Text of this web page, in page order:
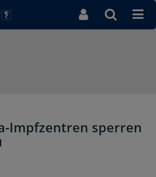
Impfzentren sperren